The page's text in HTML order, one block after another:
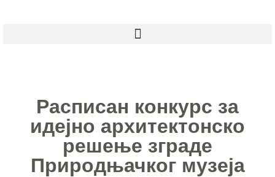
Расписан конкурс за
идејно архитектонско
решење зграде
Природњачког музеја